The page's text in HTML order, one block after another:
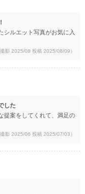
シルエット写真がお気に入
撮影 2025/08 投稿 2025/08/09）
した
提案をしてくれて、満足の
撮影 2025/06 投稿 2025/07/03）